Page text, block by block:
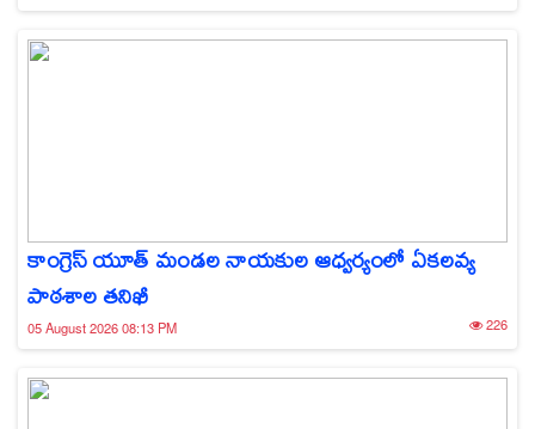
కాంగ్రెస్ యూత్ మండల నాయకుల ఆధ్వర్యంలో ఏకలవ్య
పాఠశాల తనిఖీ
05 August 2026 08:13 PM 226